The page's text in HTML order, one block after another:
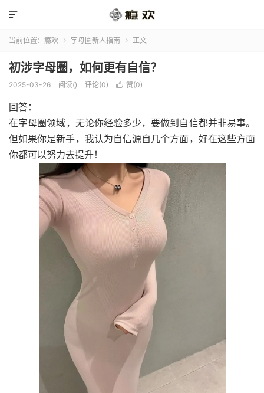

当前位置： 瘾欢  字母圈新人指南  正文
初涉字母圈，如何更有自信？
2025-03-26 阅读() 评论(0)  赞(0)
回答：
在字母圈领域，无论你经验多少，要做到自信都并非易事。
但如果你是新手，我认为自信源自几个方面，好在这些方面
你都可以努力去提升！